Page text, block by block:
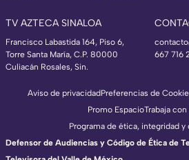
TV AZTECA SINALOA
Francisco Labastida 164, Piso 6,
Torre Santa María, C.P. 80000
Culiacán Rosales, Sin.
667 716
Aviso de privacidadPreferencias de
Promo EspacioTrabaja
Programa de ética, integridad
Defensor de Audiencias y Código de Ética de